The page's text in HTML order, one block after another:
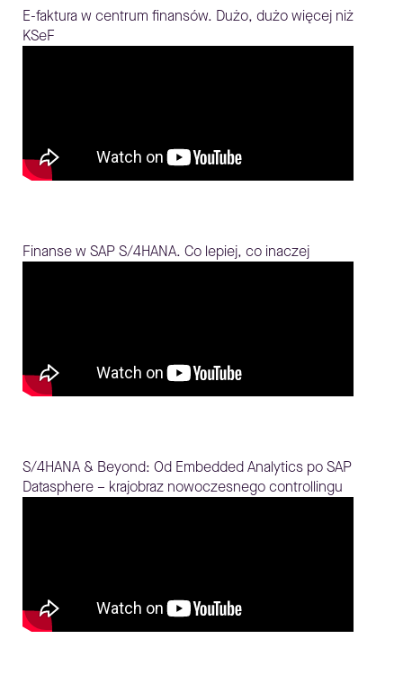
E-faktura w centrum finansów. Dużo, dużo więcej niż
KSeF
Finanse w SAP S/4HANA. Co lepiej, co inaczej
S/4HANA & Beyond: Od Embedded Analytics po SAP
Datasphere – krajobraz nowoczesnego controllingu